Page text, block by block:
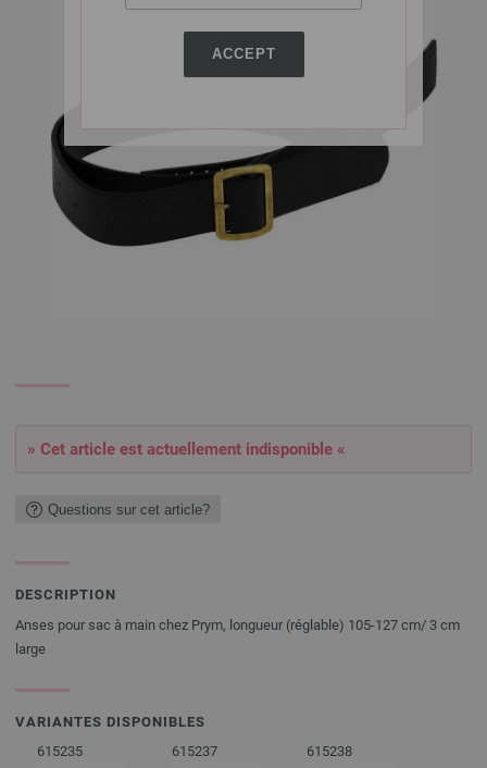
ACCEPT
» Cet article est actuellement indisponible «
Questions sur cet article?
DESCRIPTION
Anses pour sac à main chez Prym, longueur (réglable) 105-127 cm/ 3 cm
large
VARIANTES DISPONIBLES
615235
615237 615238